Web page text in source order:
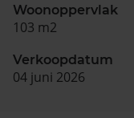
Woonoppervlak
103 m2
Verkoopdatum
04 juni 2026